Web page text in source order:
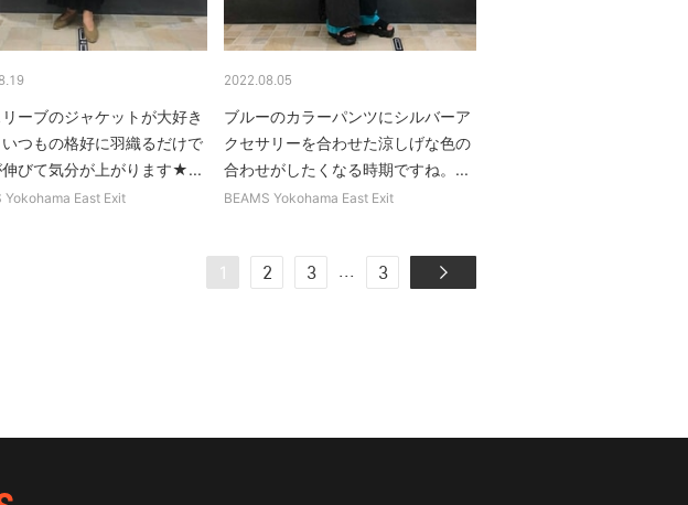
リーブのジャケットが大好き
つもの格好に羽織るだけで
びて気分が上がります★...
Yokohama East Exit
2022.08.05
ブルーのカラーパンツにシルバーア
クセサリーを合わせた涼しげな色の
合わせがしたくなる時期ですね。...
BEAMS Yokohama East Exit
1 2 3 ... 3